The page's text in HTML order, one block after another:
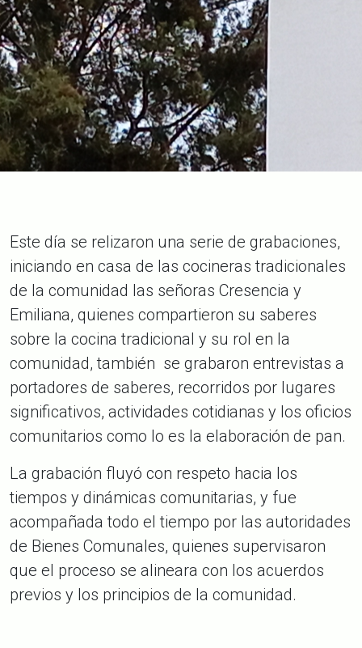
Este día se relizaron una serie de grabaciones,
iniciando en casa de las cocineras tradicionales
de la comunidad las señoras Cresencia y
Emiliana, quienes compartieron su saberes
sobre la cocina tradicional y su rol en la
comunidad, también se grabaron entrevistas a
portadores de saberes, recorridos por lugares
significativos, actividades cotidianas y los oficios
comunitarios como lo es la elaboración de pan.
La grabación fluyó con respeto hacia los
tiempos y dinámicas comunitarias, y fue
acompañada todo el tiempo por las autoridades
de Bienes Comunales, quienes supervisaron
que el proceso se alineara con los acuerdos
previos y los principios de la comunidad.